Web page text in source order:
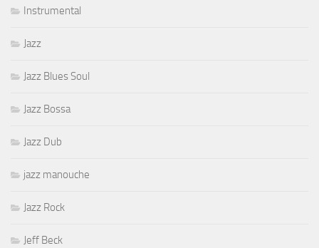
Instrumental
Jazz
Jazz Blues Soul
Jazz Bossa
Jazz Dub
jazz manouche
Jazz Rock
Jeff Beck